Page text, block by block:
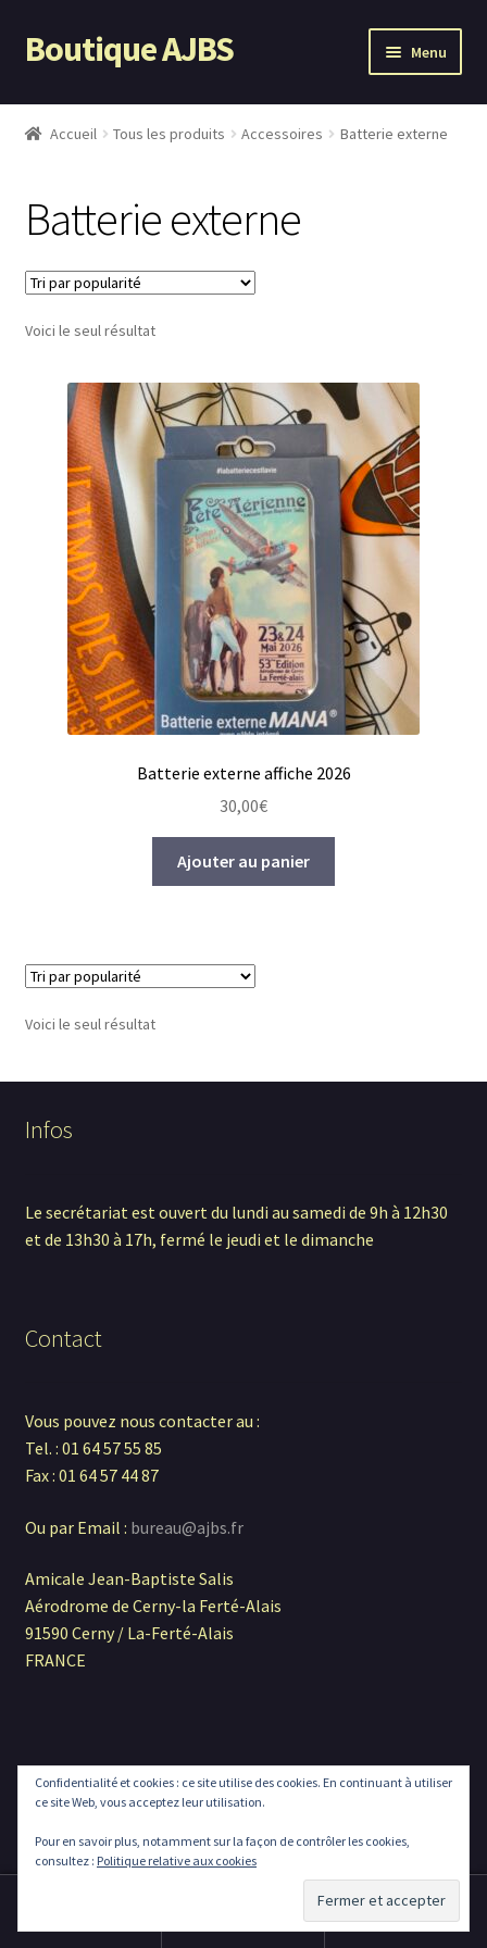
Aller
à
navigation
Aller
au
Boutique AJBS Menu
Tous les produits
Accessoires
Patchs
Porte clés
Flammes
Bijoux
Sacs
Batterie externe
Stickers
Magnets
Art de la table
Mon compte
Contact
Accueil Tous les produits Accessoires Batterie externe
Batterie externe
Voici le seul résultat
Batterie externe affiche 2026
30,00€
Ajouter au panier
Voici le seul résultat
Infos
Le secrétariat est ouvert du lundi au samedi de 9h à 12h30
et de 13h30 à 17h, fermé le jeudi et le dimanche
Contact
Vous pouvez nous contacter au :
Tel. : 01 64 57 55 85
Fax : 01 64 57 44 87
Ou par Email : bureau@ajbs.fr
Amicale Jean-Baptiste Salis
Aérodrome de Cerny-la Ferté-Alais
91590 Cerny / La-Ferté-Alais
FRANCE
© Boutique AJBS 2026
0
Confidentialité et cookies : ce site utilise des cookies. En continuant à utiliser
ce site Web, vous acceptez leur utilisation.
Pour en savoir plus, notamment sur la façon de contrôler les cookies,
consultez : Politique relative aux cookies